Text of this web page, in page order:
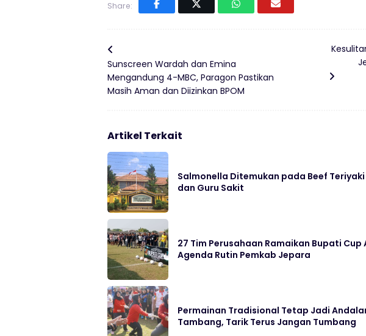
Share:
Sunscreen Wardah dan Emina
Mengandung 4-MBC, Paragon Pastikan
Masih Aman dan Diizinkan BPOM
Artikel Terkait
Salmonella Ditemukan pada Beef Teriyaki
dan Guru Sakit
27 Tim Perusahaan Ramaikan Bupati
Agenda Rutin Pemkab Jepara
Permainan Tradisional Tetap Jadi
Tambang, Tarik Terus Jangan Tumbang